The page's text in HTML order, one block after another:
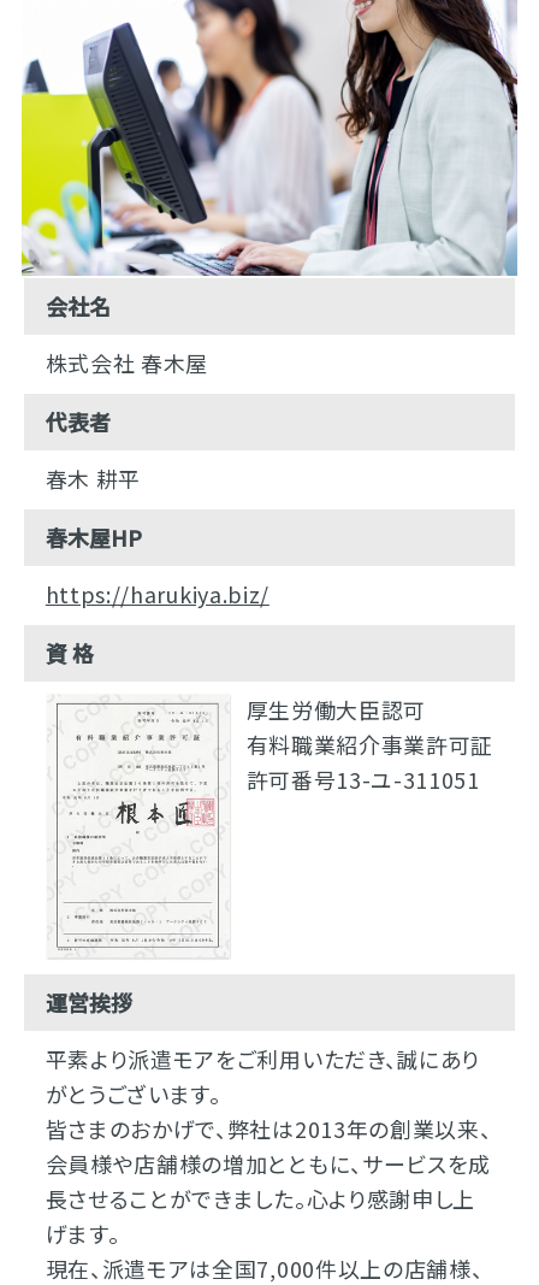
会社名
株式会社 春木屋
代表者
春木 耕平
春木屋HP
https://harukiya.biz/
資 格
厚生労働大臣認可
有料職業紹介事業許可証
許可番号13-ユ-311051
運営挨拶
平素より派遣モアをご利用いただき、誠にあり
がとうございます。
皆さまのおかげで、弊社は2013年の創業以来、
会員様や店舗様の増加とともに、サービスを成
長させることができました。心より感謝申し上
げます。
現在、派遣モアは全国7,000件以上の店舗様、